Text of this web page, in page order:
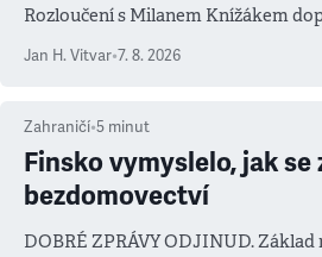
Rozloučení s Milanem Knížákem
salvy i kritika pokrokářů
Jan H. Vitvar•7. 8. 2026
Zahraničí•5 minut
Finsko vymyslelo, jak se
bezdomovectví
DOBRÉ ZPRÁVY ODJINUD.